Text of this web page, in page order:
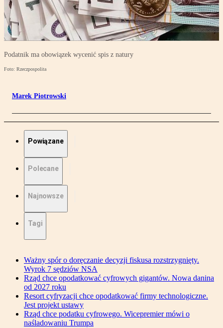
Podatnik ma obowiązek wycenić spis z natury
Foto: Rzeczpospolita
Marek Piotrowski
Powiązane
Polecane
Najnowsze
Tagi
Ważny spór o doręczanie decyzji fiskusa rozstrzygnięty.
Wyrok 7 sędziów NSA
Rząd chce opodatkować cyfrowych gigantów. Nowa danina
od 2027 roku
Resort cyfryzacji chce opodatkować firmy technologiczne.
Jest projekt ustawy
Rząd chce podatku cyfrowego. Wicepremier mówi o
naśladowaniu Trumpa